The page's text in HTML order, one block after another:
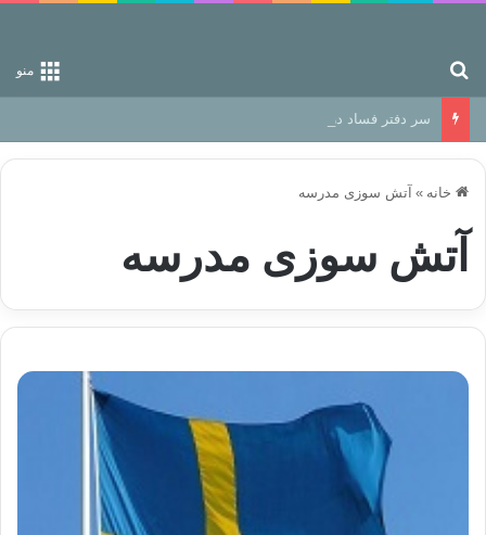
منو
سر دفتر فساد در زمین‌، دوری وکناره‌گیری از راه خداست‌!
خانه » آتش سوزی مدرسه
آتش سوزی مدرسه